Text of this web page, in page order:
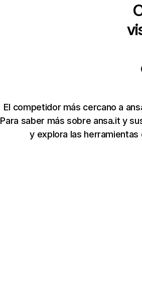
El competidor más cercano a
Para saber más sobre ansa.it y
y explora las herramientas